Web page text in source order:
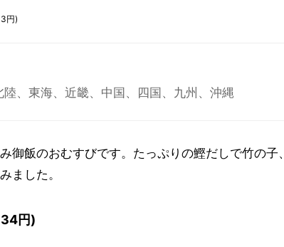
円)
、東海、近畿、中国、四国、九州、沖縄
御飯のおむすびです。たっぷりの鰹だしで竹の子、
ました。
円)